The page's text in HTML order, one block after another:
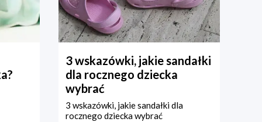
3 wskazówki, jakie sandałki
dla rocznego dziecka
wybrać
3 wskazówki, jakie sandałki dla
rocznego dziecka wybrać